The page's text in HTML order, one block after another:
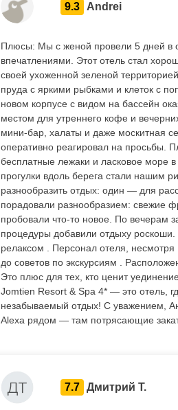
9.3 Andrei
Плюсы: Мы с женой провели 5 дней в
впечатлениями. Этот отель стал
своей ухоженной зеленой
пруда с яркими рыбками и клеток с
новом корпусе с видом на бассейн
местом для утреннего кофе и
мини-бар, халаты и даже москитная
оперативно реагировал на просьбы.
бесплатные лежаки и ласковое море
прогулки вдоль берега стали нашим
разнообразить отдых: один — для
порадовали разнообразием: свежие
пробовали что-то новое. По вечерам
процедуры добавили отдыху
релаксом . Персонал отеля, несмотря
до советов по экскурсиям .
Это плюс для тех, кто ценит
Jomtien Resort & Spa 4* — это отель,
незабываемый отдых! С уважением,
Alexa рядом — там потрясающие
7.7 Дмитрий Т.